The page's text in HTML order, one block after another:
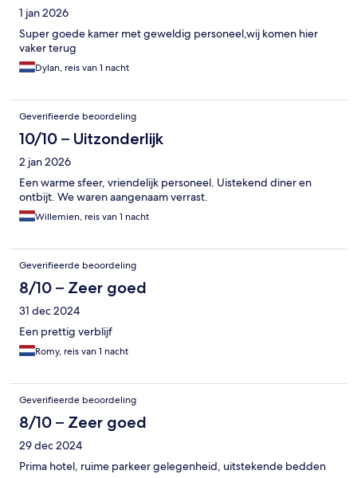
1 jan 2026
Super goede kamer met geweldig personeel,wij komen hier
vaker terug
Dylan, reis van 1 nacht
Geverifieerde beoordeling
10/10 – Uitzonderlijk
2 jan 2026
Een warme sfeer, vriendelijk personeel. Uistekend diner en
ontbijt. We waren aangenaam verrast.
Willemien, reis van 1 nacht
Geverifieerde beoordeling
8/10 – Zeer goed
31 dec 2024
Een prettig verblijf
Romy, reis van 1 nacht
Geverifieerde beoordeling
8/10 – Zeer goed
29 dec 2024
Prima hotel, ruime parkeer gelegenheid, uitstekende bedden